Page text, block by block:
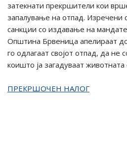
затекнати прекршители кои
запалување на отпад. Изречени
санкции со издавање на
Општина Брвеница апелираат
го одлагаат својот отпад, да не
коишто ја загадуваат животната
ПРЕКРШОЧЕН НАЛОГ